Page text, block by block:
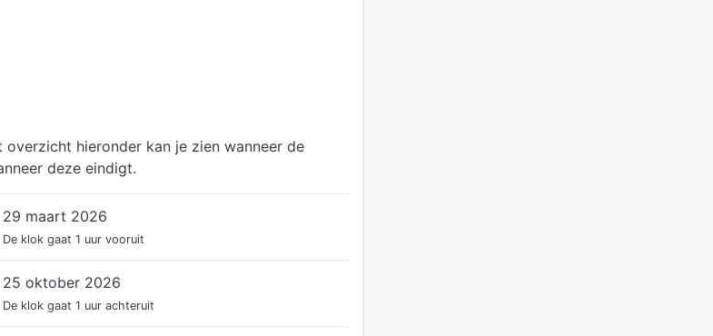
hieronder kan je zien wanneer de
deze eindigt.
29 maart 2026
De klok gaat 1 uur vooruit
25 oktober 2026
De klok gaat 1 uur achteruit